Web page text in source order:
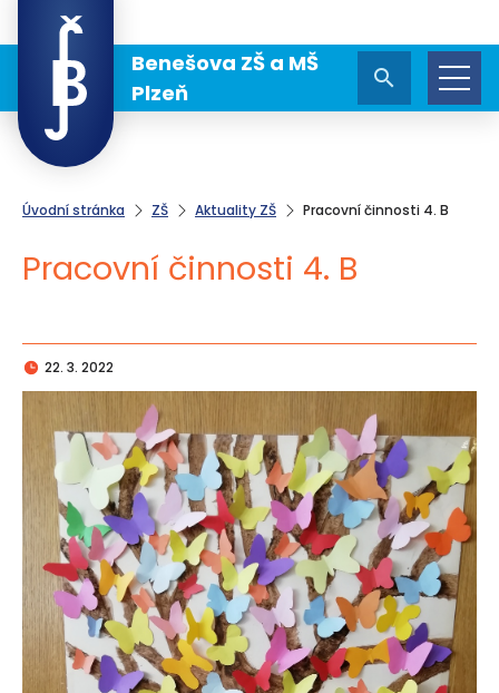
Benešova ZŠ a MŠ
Plzeň
Úvodní stránka ZŠ Aktuality ZŠ Pracovní činnosti 4. B
Pracovní činnosti 4. B
22. 3. 2022